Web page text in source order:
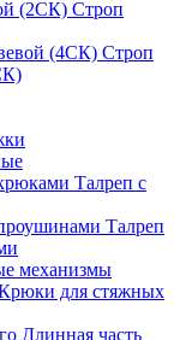
Строп
Строп
Талреп с
Талреп
механизмы
для стяжных
Длинная часть